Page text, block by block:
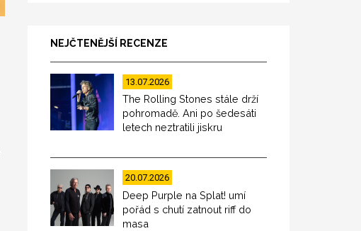
NEJČTENĚJŠÍ RECENZE
13.07.2026
The Rolling Stones stále drží
pohromadě. Ani po šedesáti
letech neztratili jiskru
20.07.2026
Deep Purple na Splat! umí
pořád s chutí zatnout riff do
masa